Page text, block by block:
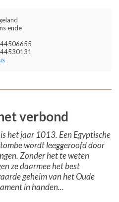
ende
verbond
het jaar 1013. Een Egyptische
wordt leeggeroofd door
Zonder het te weten
ze daarmee het best
geheim van het Oude
in handen...